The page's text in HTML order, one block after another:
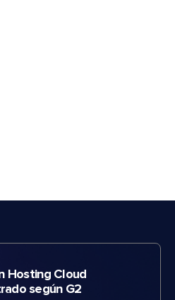
Hosting Cloud
según G2